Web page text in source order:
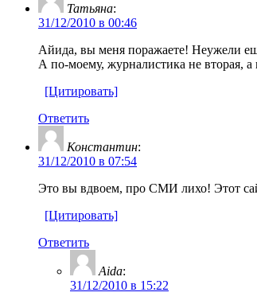
Татьяна:
31/12/2010 в 00:46
Айида, вы меня поражаете! Неужели
А по-моему, журналистика не вторая,
[Цитировать]
Ответить
Константин:
31/12/2010 в 07:54
Это вы вдвоем, про СМИ лихо! Этот
[Цитировать]
Ответить
Aida:
31/12/2010 в 15:22